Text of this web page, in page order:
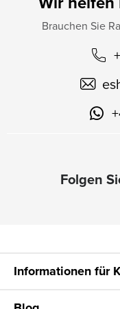
Brauchen Sie
Informationen für